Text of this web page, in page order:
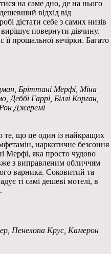
на саме дно, де на нього
відхід від
дістати себе з самих низів
повернути дівчину.
її прощальної вечірки. Багато
Бріттані Мерфі, Міна
Деббі Гаррі, Біллі Корган,
Джеремі
те, що це один із найкращих
наркотичне безсоння
Мерфі, яка просто чудово
з виправленим обличчям
варника. Соковитий та
ті самі дешеві мотелі, в
Пенелопа Крус, Камерон